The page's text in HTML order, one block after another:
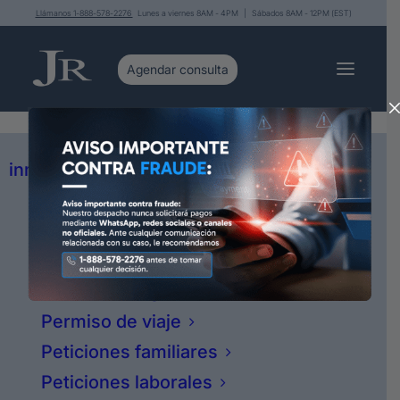
Llámanos 1-888-578-2276 Lunes a viernes 8AM - 4PM | Sábados 8AM - 12PM (EST)
Asesoría y representación legal en
inmigración
Asilo político
Ciudadanía
Deportaciones
Permiso de viaje
Peticiones familiares
Peticiones laborales
Hay varias diferentes alternativas,
fíjate:
Si tú entraste legal vamos directo a
la residencia.